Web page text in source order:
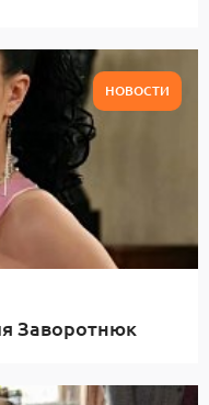
НОВОСТИ
Заворотнюк